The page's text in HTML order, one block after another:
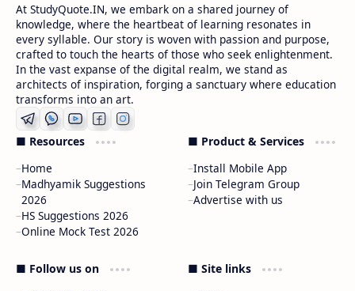
At StudyQuote.IN, we embark on a shared journey of
knowledge, where the heartbeat of learning resonates in
every syllable. Our story is woven with passion and purpose,
crafted to touch the hearts of those who seek enlightenment.
In the vast expanse of the digital realm, we stand as
architects of inspiration, forging a sanctuary where education
transforms into an art.
■ Resources
Home
Madhyamik Suggestions
2026
HS Suggestions 2026
Online Mock Test 2026
■ Product & Services
Install Mobile App
Join Telegram Group
Advertise with us
■ Follow us on
■ Site links